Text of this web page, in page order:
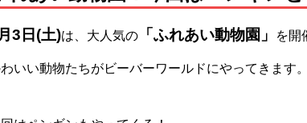
3日(土)は、大人気の 「ふれあい動物園」 を開
いい動物たちがビーバーワールドにやってきます。